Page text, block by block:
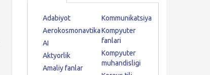
Adabiyot
Aerokosmonavtika
AI
Aktyorlik
Amaliy fanlar
Kommunikatsiya
Kompyuter
fanlari
Kompyuter
muhandisligi